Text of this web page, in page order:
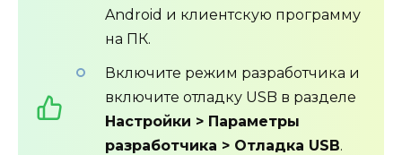
Android и клиентскую программу
на ПК.
Включите режим разработчика и
включите отладку USB в разделе
Настройки > Параметры
разработчика > Отладка USB.